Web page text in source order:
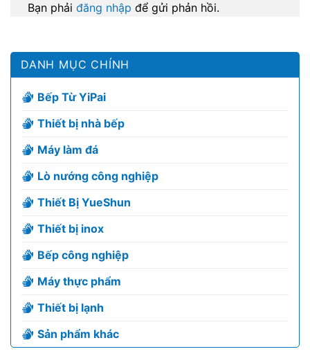
Bạn phải đăng nhập để gửi phản hồi.
DANH MỤC CHÍNH
Bếp Từ YiPai
Thiết bị nhà bếp
Máy làm đá
Lò nướng công nghiệp
Thiết Bị YueShun
Thiết bị inox
Bếp công nghiệp
Máy thực phẩm
Thiết bị lạnh
Sản phẩm khác